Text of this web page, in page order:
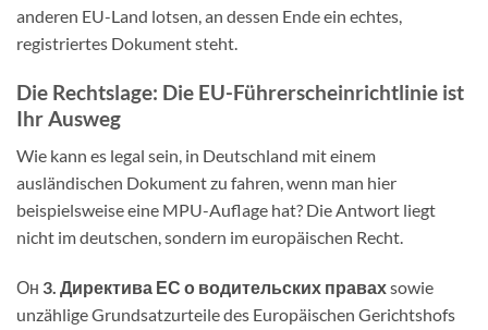
anderen EU-Land lotsen, an dessen Ende ein echtes,
registriertes Dokument steht.
Die Rechtslage: Die EU-Führerscheinrichtlinie ist
Ihr Ausweg
Wie kann es legal sein, in Deutschland mit einem
ausländischen Dokument zu fahren, wenn man hier
beispielsweise eine MPU-Auflage hat? Die Antwort liegt
nicht im deutschen, sondern im europäischen Recht.
Он 3. Директива ЕС о водительских правахsowie
unzählige Grundsatzurteile des Europäischen Gerichtshofs